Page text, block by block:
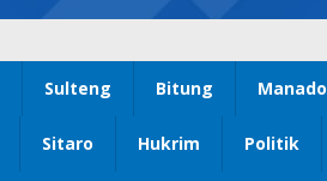
Sulteng Bitung Manado
Sitaro Hukrim Politik